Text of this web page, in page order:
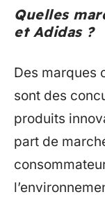
Quelles
et Adidas ?
Des marques
sont des
produits
part de